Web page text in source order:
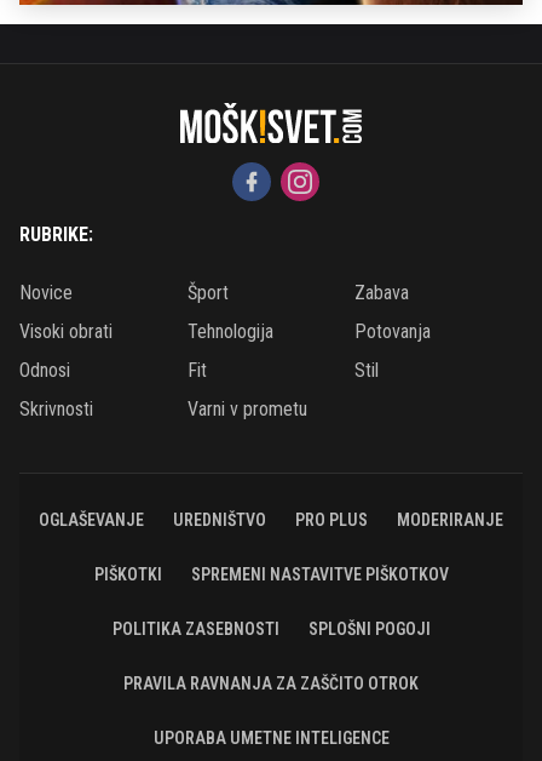
RUBRIKE:
Novice Šport
Zabava
Visoki obrati
Tehnologija
Potovanja
Odnosi
Fit
Stil
Skrivnosti
Varni v prometu
OGLAŠEVANJE UREDNIŠTVO PRO PLUS MODERIRANJE
PIŠKOTKI SPREMENI NASTAVITVE PIŠKOTKOV
POLITIKA ZASEBNOSTI SPLOŠNI POGOJI
PRAVILA RAVNANJA ZA ZAŠČITO OTROK
UPORABA UMETNE INTELIGENCE